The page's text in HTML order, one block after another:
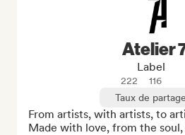
Atelier
Label
222
116
Taux de
From artists, with artists, to
Made with love, from the